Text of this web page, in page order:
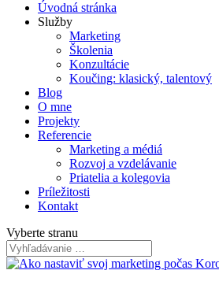
Úvodná stránka
Služby
Marketing
Školenia
Konzultácie
Koučing: klasický, talentový
Blog
O mne
Projekty
Referencie
Marketing a médiá
Rozvoj a vzdelávanie
Priatelia a kolegovia
Príležitosti
Kontakt
Vyberte stranu